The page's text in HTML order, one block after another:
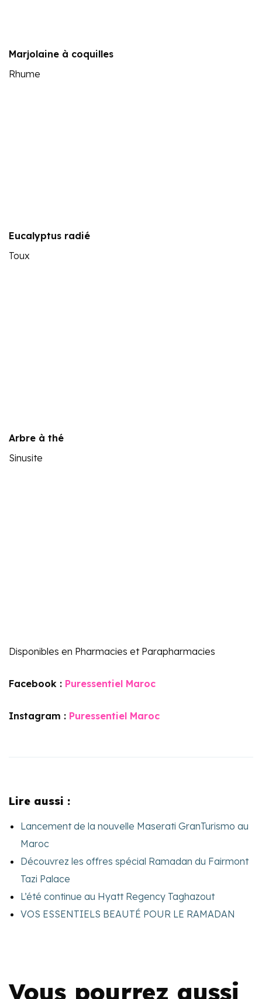
Marjolaine à coquilles
Rhume
Eucalyptus radié
Toux
Arbre à thé
Sinusite
Disponibles en Pharmacies et Parapharmacies
Facebook : Puressentiel Maroc
Instagram : Puressentiel Maroc
Lire aussi :
Lancement de la nouvelle Maserati GranTurismo au
Maroc
Découvrez les offres spécial Ramadan du Fairmont
Tazi Palace
L’été continue au Hyatt Regency Taghazout
VOS ESSENTIELS BEAUTÉ POUR LE RAMADAN
Vous pourrez aussi